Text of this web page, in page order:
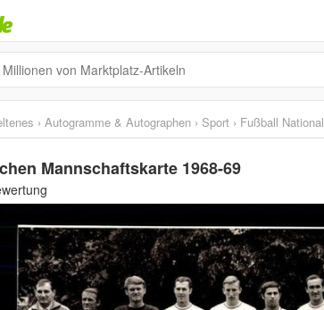
› Autogramme & Autographen › Sport › Fußball National
Mannschaftskarte 1968-69